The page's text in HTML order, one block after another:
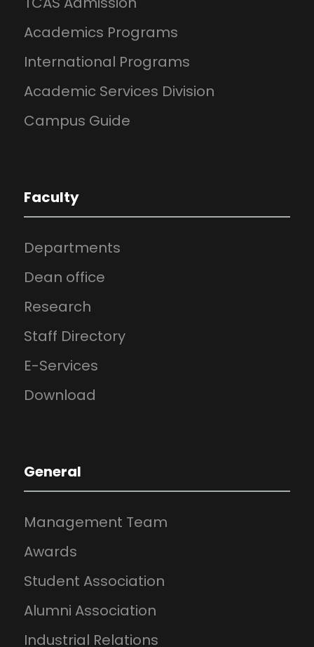
Academics Programs
International Programs
Academic Services Division
Campus Guide
Faculty
Departments
Dean office
Research
Staff Directory
E-Services
Download
General
Management Team
Awards
Student Association
Alumni Association
Industrial Relations